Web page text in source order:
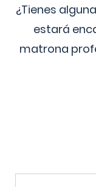
¿Tienes
estará
matrona